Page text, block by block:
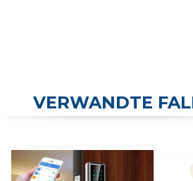
VERWANDTE